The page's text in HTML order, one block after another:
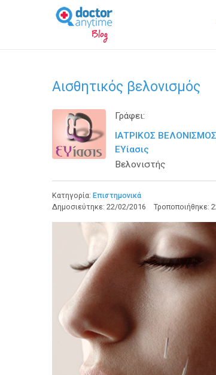
Αισθητικός βελονισμός
Γράφει:
ΙΑΤΡΙΚΟΣ
ΕΥίασις
Βελονιστής
Κατηγορία: Επιστημονικά
Δημοσιεύτηκε: 22/02/2016 Τροποποιήθηκε: